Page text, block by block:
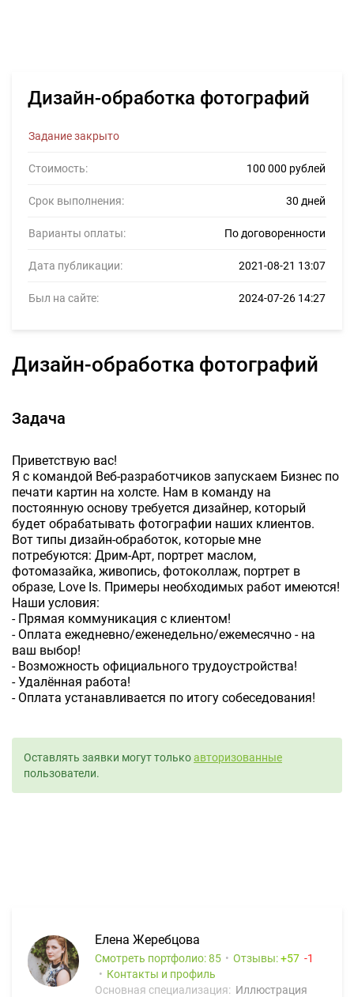
Дизайн-обработка фотографий
Задание закрыто
Стоимость: 100 000 рублей
Срок выполнения: 30 дней
Варианты оплаты: По договоренности
Дата публикации: 2021-08-21 13:07
Был на сайте: 2024-07-26 14:27
Дизайн-обработка фотографий
Задача
Приветствую вас!
Я с командой Веб-разработчиков запускаем Бизнес по
печати картин на холсте. Нам в команду на
постоянную основу требуется дизайнер, который
будет обрабатывать фотографии наших клиентов.
Вот типы дизайн-обработок, которые мне
потребуются: Дрим-Арт, портрет маслом,
фотомазайка, живопись, фотоколлаж, портрет в
образе, Love Is. Примеры необходимых работ имеются!
Наши условия:
- Прямая коммуникация с клиентом!
- Оплата ежедневно/еженедельно/ежемесячно - на
ваш выбор!
- Возможность официального трудоустройства!
- Удалённая работа!
- Оплата устанавливается по итогу собеседования!
Оставлять заявки могут толькоавторизованные
пользователи.
Елена Жеребцова
Смотреть портфолио: 85 Отзывы: 57
1
Контакты и профиль
Основная специализация: Иллюстрация